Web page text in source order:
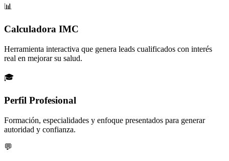
📊
Calculadora IMC
Herramienta interactiva que genera leads cualificados con interés
real en mejorar su salud.
🎓
Perfil Profesional
Formación, especialidades y enfoque presentados para generar
autoridad y confianza.
💬